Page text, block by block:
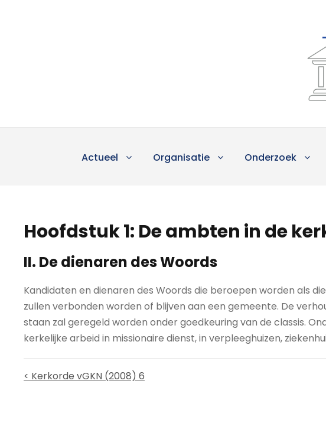
Actueel Organisatie Onderzoek
Hoofdstuk 1: De ambten in de
II. De dienaren des Woords
Kandidaten en dienaren des Woords die beroepen worden als
zullen verbonden worden of blijven aan een gemeente. De
staan zal geregeld worden onder goedkeuring van de classis.
kerkelijke arbeid in missionaire dienst, in verpleeghuizen,
< Kerkorde vGKN (2008) 6